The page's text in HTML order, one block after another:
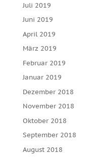
Juli 2019
Juni 2019
April 2019
März 2019
Februar 2019
Januar 2019
Dezember 2018
November 2018
Oktober 2018
September 2018
August 2018